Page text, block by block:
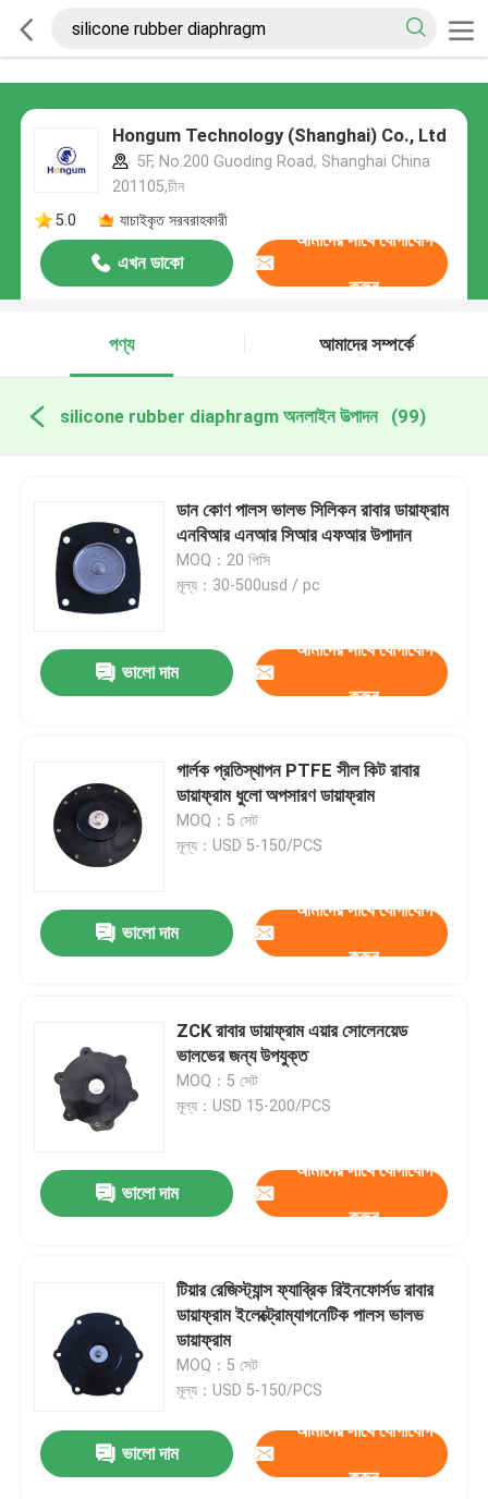
Hongum Technology (Shanghai) Co., Ltd
5F, No.200 Guoding Road, Shanghai China
201105,চীন
5.0
যাচাইকৃত সরবরাহকারী
এখন ডাকো
আমাদের সাথে যোগাযোগ
করুন
পণ্য আমাদের সম্পর্কে
silicone rubber diaphragm অনলাইন উত্পাদন (99)
ডান কোণ পালস ভালভ সিলিকন রাবার ডায়াফ্রাম
এনবিআর এনআর সিআর এফআর উপাদান
MOQ：20 পিসি
মূল্য：30-500usd / pc
ভালো দাম
আমাদের সাথে যোগাযোগ
করুন
গার্লক প্রতিস্থাপন PTFE সীল কিট রাবার
ডায়াফ্রাম ধুলো অপসারণ ডায়াফ্রাম
MOQ：5 সেট
মূল্য：USD 5-150/PCS
ভালো দাম
আমাদের সাথে যোগাযোগ
করুন
ZCK রাবার ডায়াফ্রাম এয়ার সোলেনয়েড
ভালভের জন্য উপযুক্ত
MOQ：5 সেট
মূল্য：USD 15-200/PCS
ভালো দাম
আমাদের সাথে যোগাযোগ
করুন
টিয়ার রেজিস্ট্যান্স ফ্যাব্রিক রিইনফোর্সড রাবার
ডায়াফ্রাম ইলেক্ট্রোম্যাগনেটিক পালস ভালভ
ডায়াফ্রাম
MOQ：5 সেট
মূল্য：USD 5-150/PCS
ভালো দাম
আমাদের সাথে যোগাযোগ
করুন